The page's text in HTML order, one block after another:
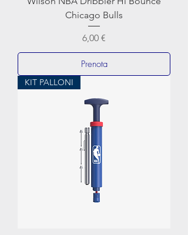
Chicago Bulls
Prezzo
6,00 €
Prenota
KIT PALLONI